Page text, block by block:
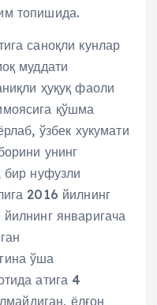
топишида.
саноқли кунлар
муддати
ҳуқуқ фаоли
қўшма
ўзбек хукумати
унинг
бир нуфузли
2016 йилнинг
январигача
ўша
атига 4
ёлғон